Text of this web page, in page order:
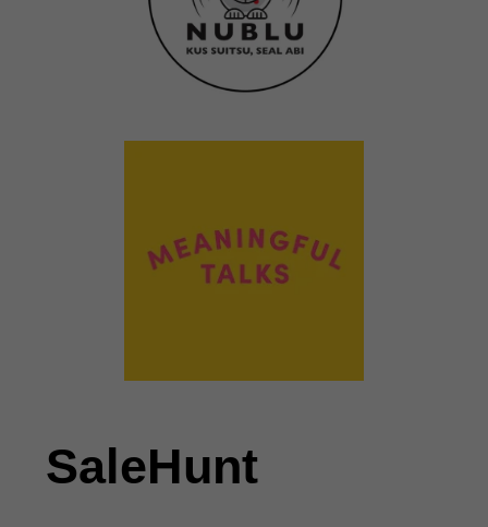
SaleHunt